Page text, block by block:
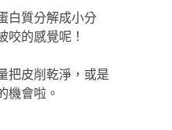
白質分解成小分
的感覺呢！
把皮削乾淨，或是
機會啦。